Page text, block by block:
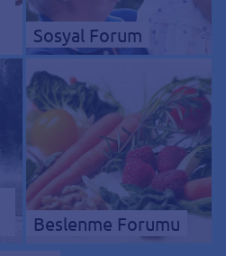
Sosyal Forum
Beslenme Forumu